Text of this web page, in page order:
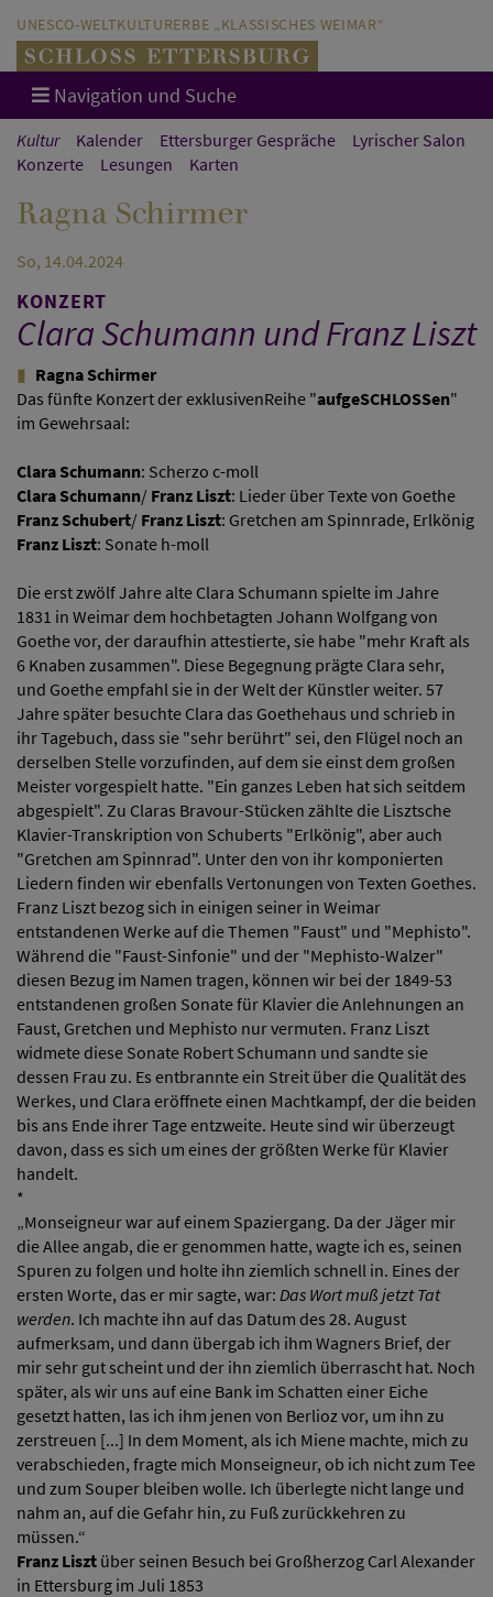
UNESCO-WELTKULTURERBE „KLASSISCHES WEIMAR“
Navigation und Suche
Kultur Kalender Ettersburger Gespräche
Lyrischer Salon
Konzerte
Lesungen Karten
Ragna Schirmer
So, 14.04.2024
KONZERT
Clara Schumann und Franz Liszt
Ragna Schirmer
Das fünfte Konzert der exklusivenReihe "aufgeSCHLOSSen"
im Gewehrsaal:
Clara Schumann: Scherzo c-moll
Clara Schumann/ Franz Liszt: Lieder über Texte von Goethe
Franz Schubert/ Franz Liszt: Gretchen am Spinnrade, Erlkönig
Franz Liszt: Sonate h-moll
Die erst zwölf Jahre alte Clara Schumann spielte im Jahre
1831 in Weimar dem hochbetagten Johann Wolfgang von
Goethe vor, der daraufhin attestierte, sie habe "mehr Kraft als
6 Knaben zusammen". Diese Begegnung prägte Clara sehr,
und Goethe empfahl sie in der Welt der Künstler weiter. 57
Jahre später besuchte Clara das Goethehaus und schrieb in
ihr Tagebuch, dass sie "sehr berührt" sei, den Flügel noch an
derselben Stelle vorzufinden, auf dem sie einst dem großen
Meister vorgespielt hatte. "Ein ganzes Leben hat sich seitdem
abgespielt". Zu Claras Bravour-Stücken zählte die Lisztsche
Klavier-Transkription von Schuberts "Erlkönig", aber auch
"Gretchen am Spinnrad". Unter den von ihr komponierten
Liedern finden wir ebenfalls Vertonungen von Texten Goethes.
Franz Liszt bezog sich in einigen seiner in Weimar
entstandenen Werke auf die Themen "Faust" und "Mephisto".
Während die "Faust-Sinfonie" und der "Mephisto-Walzer"
diesen Bezug im Namen tragen, können wir bei der 1849-53
entstandenen großen Sonate für Klavier die Anlehnungen an
Faust, Gretchen und Mephisto nur vermuten. Franz Liszt
widmete diese Sonate Robert Schumann und sandte sie
dessen Frau zu. Es entbrannte ein Streit über die Qualität des
Werkes, und Clara eröffnete einen Machtkampf, der die beiden
bis ans Ende ihrer Tage entzweite. Heute sind wir überzeugt
davon, dass es sich um eines der größten Werke für Klavier
handelt.
*
„Monseigneur war auf einem Spaziergang. Da der Jäger mir
die Allee angab, die er genommen hatte, wagte ich es, seinen
Spuren zu folgen und holte ihn ziemlich schnell in. Eines der
ersten Worte, das er mir sagte, war: Das Wort muß jetzt Tat
werden. Ich machte ihn auf das Datum des 28. August
aufmerksam, und dann übergab ich ihm Wagners Brief, der
mir sehr gut scheint und der ihn ziemlich überrascht hat. Noch
später, als wir uns auf eine Bank im Schatten einer Eiche
gesetzt hatten, las ich ihm jenen von Berlioz vor, um ihn zu
zerstreuen [...] In dem Moment, als ich Miene machte, mich zu
verabschieden, fragte mich Monseigneur, ob ich nicht zum Tee
und zum Souper bleiben wolle. Ich überlegte nicht lange und
nahm an, auf die Gefahr hin, zu Fuß zurückkehren zu
müssen.“
Franz Liszt über seinen Besuch bei Großherzog Carl Alexander
in Ettersburg im Juli 1853